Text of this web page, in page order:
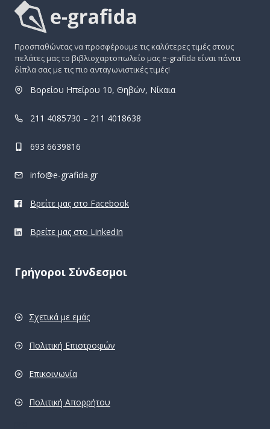
Προσπαθώντας να προσφέρουμε τις καλύτερες τιμές στους
πελάτες μας το βιβλιοχαρτοπωλείο μας e-grafida είναι πάντα
δίπλα σας με τις πιο ανταγωνιστικές τιμές!
Βορείου Ηπείρου 10, Θηβών, Νίκαια
211 4085730 – 211 4018638
693 6639816
info@e-grafida.gr
Βρείτε μας στο Facebook
Βρείτε μας στο LinkedIn
Γρήγοροι Σύνδεσμοι
Σχετικά με εμάς
Πολιτική Επιστροφών
Επικοινωνία
Πολιτική Απορρήτου